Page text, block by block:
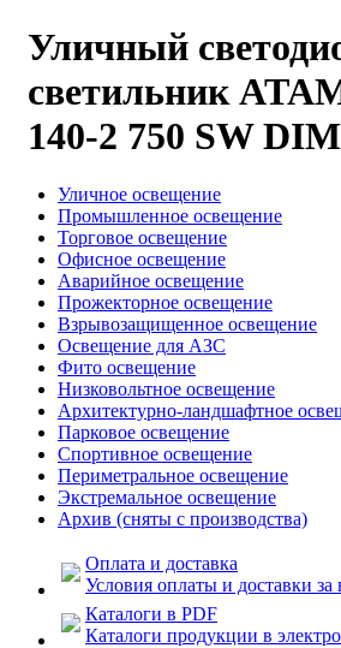
Уличный
светильник
140-2 750 SW DIM
Уличное освещение
Промышленное освещение
Торговое освещение
Офисное освещение
Аварийное освещение
Прожекторное освещение
Взрывозащищенное освещение
Освещение для АЗС
Фито освещение
Низковольтное освещение
Архитектурно-ландшафтное
Парковое освещение
Спортивное освещение
Периметральное освещение
Экстремальное освещение
Архив (сняты с производства)
Оплата и доставка
Условия оплаты и доставки
Каталоги в PDF
Каталоги продукции в